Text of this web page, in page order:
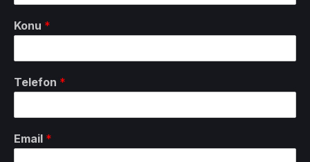
Konu *
Telefon *
Email *